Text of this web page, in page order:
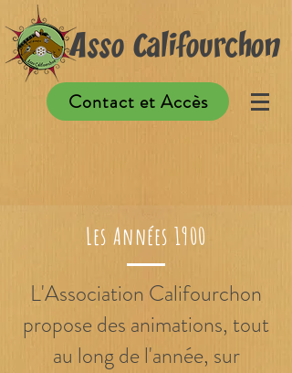
Asso Califourchon
Contact et Accès
Les Années 1900
L'Association Califourchon
propose des animations, tout
au long de l'année, sur